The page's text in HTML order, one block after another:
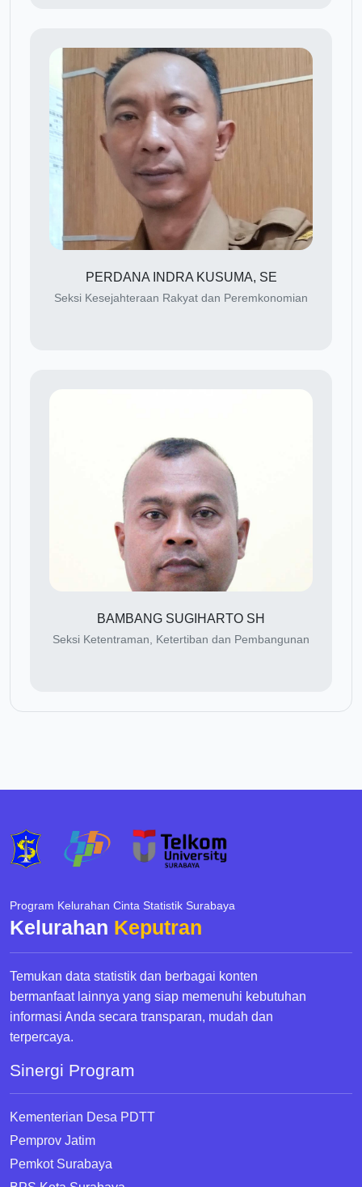
PERDANA INDRA KUSUMA, SE
Seksi Kesejahteraan Rakyat dan Peremkonomian
BAMBANG SUGIHARTO SH
Seksi Ketentraman, Ketertiban dan Pembangunan
Program Kelurahan Cinta Statistik Surabaya
Kelurahan Keputran
Temukan data statistik dan berbagai konten
bermanfaat lainnya yang siap memenuhi kebutuhan
informasi Anda secara transparan, mudah dan
terpercaya.
Sinergi Program
Kementerian Desa PDTT
Pemprov Jatim
Pemkot Surabaya